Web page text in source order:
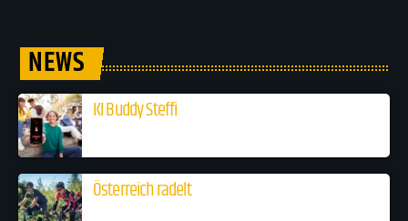
NEWS
KI Buddy Steffi
Österreich radelt